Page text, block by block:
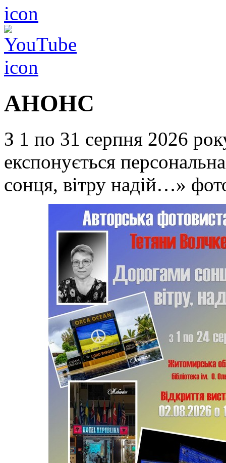
АНОНС
З 1 по 31 серпня 2026
експонується
сонця, вітру надій…»